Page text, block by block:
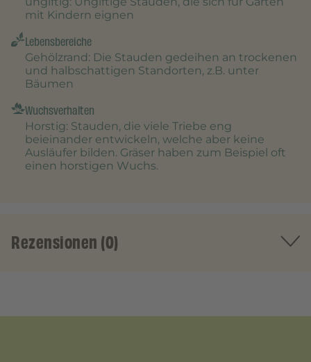
mit Kindern eignen
Lebensbereiche
Gehölzrand: Die Stauden gedeihen an trockenen
und halbschattigen Standorten, z.B. unter
Bäumen
Wuchsverhalten
Horstig: Stauden, die viele Triebe eng
beieinander entwickeln, welche aber keine
Ausläufer bilden. Gräser haben zum Beispiel oft
einen horstigen Wuchs.
Rezensionen (0)